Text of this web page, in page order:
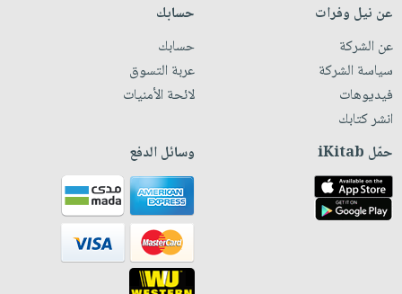
عن نيل وفرات
عن الشركة
سياسة الشركة
فيديوهات
انشر كتابك
حسابك
حسابك
عربة التسوق
لائحة الأمنيات
حمّل iKitab وسائل الدفع